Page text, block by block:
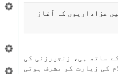
عزاداریوں کا آغاز
ساتھ ہی، زنجیرزنی کی
کی زیارت کو مشرف ہوتی